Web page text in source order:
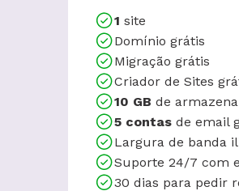
1 site
Domínio grátis
Migração grátis
Criador de Sites
10 GB de
5 contas de email
Largura de banda
Suporte 24/7 com
30 dias para pedir